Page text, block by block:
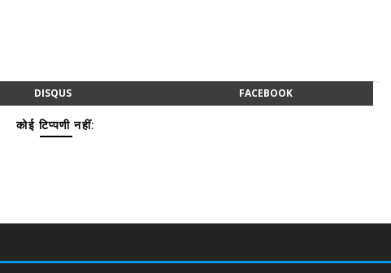
DISQUS FACEBOOK
कोई टिप्पणी नहीं: